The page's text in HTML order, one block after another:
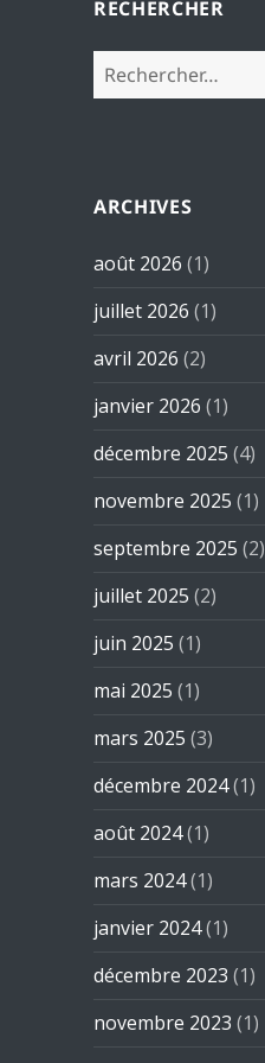
RECHERCHER
Rechercher :
ARCHIVES
août 2026 (1)
juillet 2026 (1)
avril 2026 (2)
janvier 2026 (1)
décembre 2025 (4)
novembre 2025 (1)
septembre 2025 (2)
juillet 2025 (2)
juin 2025 (1)
mai 2025 (1)
mars 2025 (3)
décembre 2024(1)
août 2024(1)
mars 2024(1)
janvier 2024(1)
décembre 2023 (1)
novembre 2023 (1)